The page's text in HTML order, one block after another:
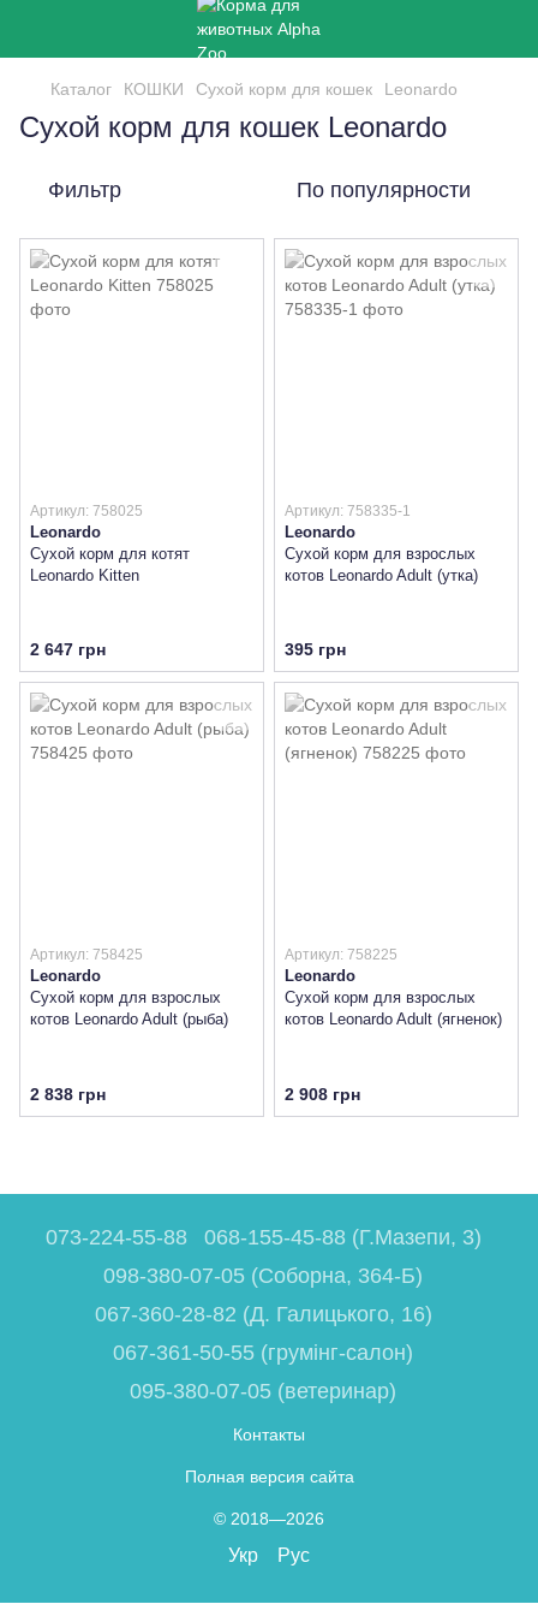
Каталог КОШКИ Сухой корм для кошек Leonardo
Сухой корм для кошек Leonardo
Фильтр По популярности
Артикул: 758025
Leonardo
Сухой корм для котят
Leonardo Kitten
2 647 грн
Артикул: 758335-1
Leonardo
Сухой корм для взрослых
котов Leonardo Adult (утка)
395 грн
Артикул: 758425
Leonardo
Сухой корм для взрослых
котов Leonardo Adult (рыба)
2 838 грн
Артикул: 758225
Leonardo
Сухой корм для взрослых
котов Leonardo Adult (ягненок)
2 908 грн
073-224-55-88
068-155-45-88 (Г.Мазепи, 3)
098-380-07-05 (Соборна, 364-Б)
067-360-28-82 (Д. Галицького, 16)
067-361-50-55 (грумінг-салон)
095-380-07-05 (ветеринар)
Контакты
Полная версия сайта
© 2018—2026
Укр Рус